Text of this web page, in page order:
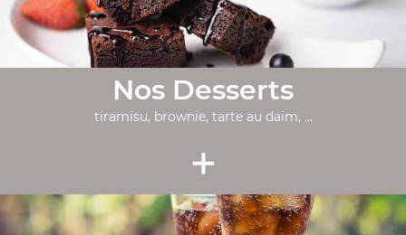
Nos Desserts
tiramisu, brownie, tarte au daim, ...
+